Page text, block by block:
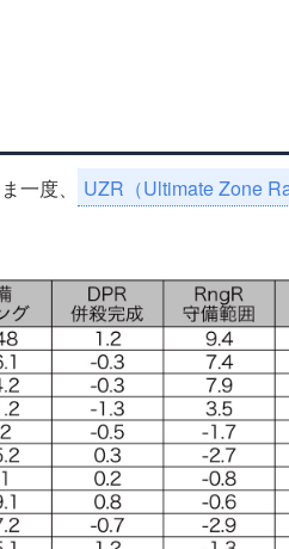
一度、 UZR（Ultimate Zone